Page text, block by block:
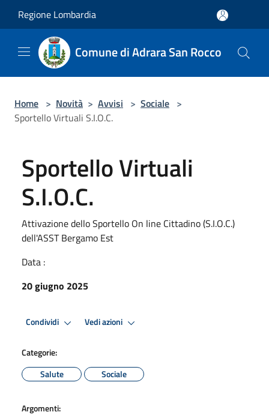
Regione Lombardia
Comune di Adrara San Rocco
Home > Novità > Avvisi > Sociale >
Sportello Virtuali S.I.O.C.
Sportello Virtuali
S.I.O.C.
Attivazione dello Sportello On line Cittadino (S.I.O.C.)
dell'ASST Bergamo Est
Data :
20 giugno 2025
Condividi Vedi azioni
Categorie:
Salute
Sociale
Argomenti: